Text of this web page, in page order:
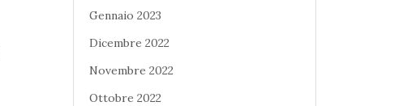
Gennaio 2023
Dicembre 2022
Novembre 2022
Ottobre 2022